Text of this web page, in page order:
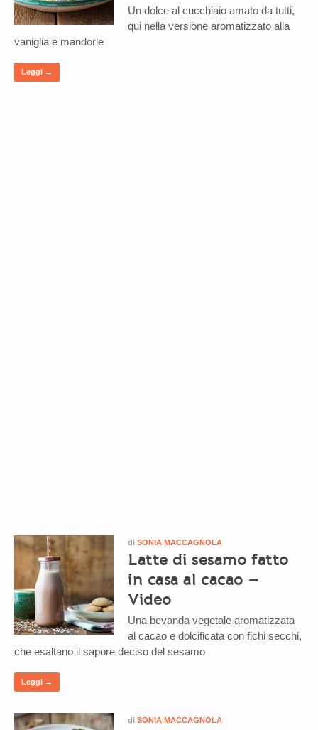
Un dolce al cucchiaio amato da tutti,
qui nella versione aromatizzato alla
vaniglia e mandorle
Leggi →
di SONIA MACCAGNOLA
Latte di sesamo fatto
in casa al cacao –
Video
Una bevanda vegetale aromatizzata
al cacao e dolcificata con fichi secchi,
che esaltano il sapore deciso del sesamo
Leggi →
di SONIA MACCAGNOLA